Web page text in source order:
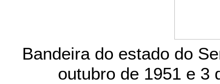
Bandeira do estado do
outubro de 1951 e 3